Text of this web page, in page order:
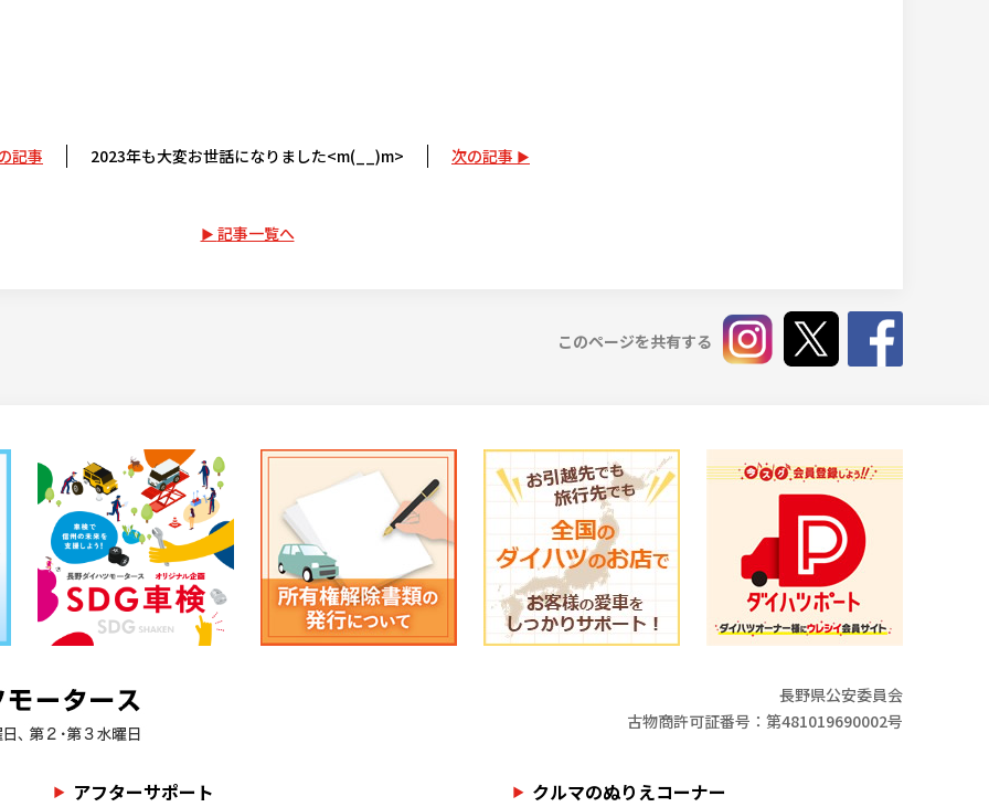
記事 2023年も大変お世話になりました<m(__)m> 次の記事
記事一覧へ
このページを共有する
長野県公安委員会
古物商許可証番号：第481019690002号
アフターサポート
クルマのぬりえコーナー